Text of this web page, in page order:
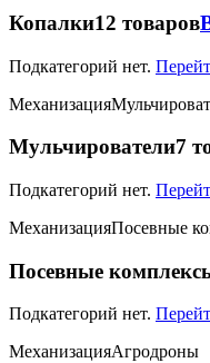
Копалки12 товаров
Подкатегорий нет.
Механизация
Мульчирователи7
Подкатегорий нет.
МеханизацияПосевные
Посевные
Подкатегорий нет.
МеханизацияАгродроны